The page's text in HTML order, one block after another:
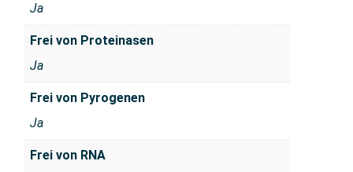
Ja
Frei von Proteinasen
Ja
Frei von Pyrogenen
Ja
Frei von RNA